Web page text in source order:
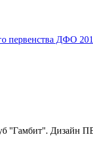
первенства ДФО
''Гамбит''. Дизайн